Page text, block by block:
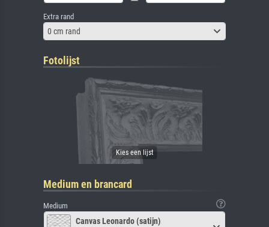
Extra rand
0 cm rand
Fotolijst
Medium en brancard
Medium
Canvas Leonardo (satijn)